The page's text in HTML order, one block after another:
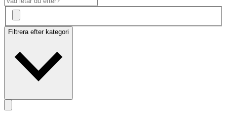
Filtrera efter kategori